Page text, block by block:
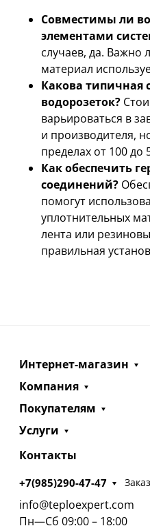
Совместимы ли
элементами
случаев, да. Важно
материал
Какова типичная
водорозеток?
варьироваться в
и производителя,
пределах от 100 до
Как обеспечить
соединений?
помогут
уплотнительных
лента или
правильная
Интернет-магазин
Компания
Покупателям
Услуги
Контакты
+7(985)290-47-47
info@teploexpert.com
Пн—Сб 09:00 – 18:00